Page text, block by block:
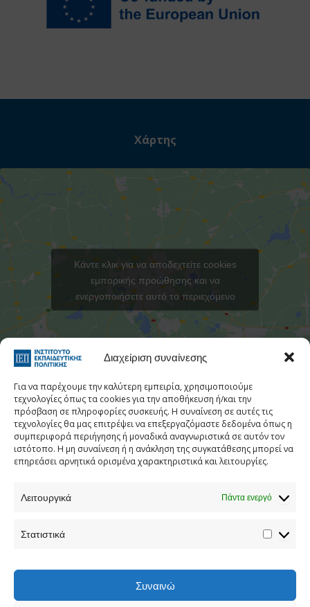
Διαχείριση συναίνεσης
Για να παρέχουμε την καλύτερη εμπειρία, χρησιμοποιούμε
τεχνολογίες όπως τα cookies για την αποθήκευση ή/και την
πρόσβαση σε πληροφορίες συσκευής. Η συναίνεση σε αυτές τις
τεχνολογίες θα μας επιτρέψει να επεξεργαζόμαστε δεδομένα όπως η
συμπεριφορά περιήγησης ή μοναδικά αναγνωριστικά σε αυτόν τον
ιστότοπο. Η μη συναίνεση ή η ανάκληση της συγκατάθεσης μπορεί να
επηρεάσει αρνητικά ορισμένα χαρακτηριστικά και λειτουργίες.
Λειτουργικά Πάντα ενεργό
Στατιστικά
Συναινώ
Χάρτης
Κάντε κλικ για να αποδεχτείτε cookies
εμπορικής προώθησης και να
ενεργοποιήσετε αυτό το περιεχόμενο
Τηλεφωνικός Κατάλογος
Τηλ:213 1335 100
Ταχ. Διεύθυνση:
Αν. Τσόχα 36, Αθήνα, Τ.Κ. 11521
Προστασία προσωπικών δεδομένων